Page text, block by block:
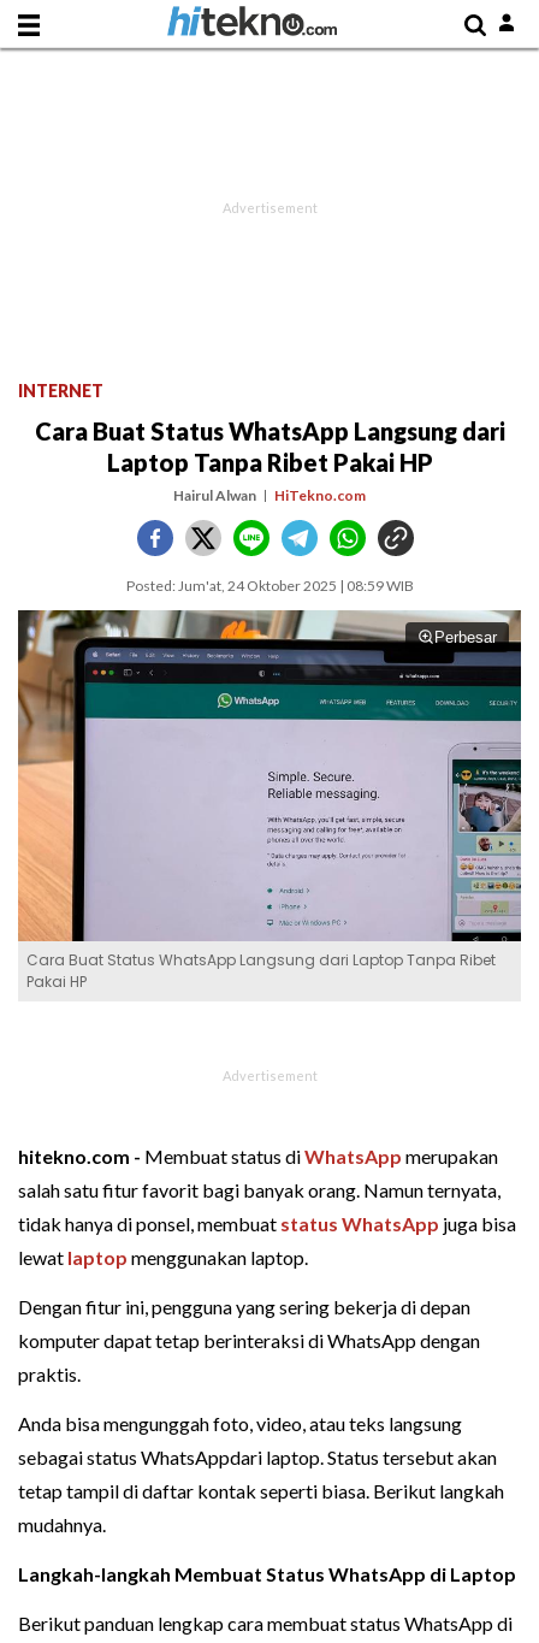
INTERNET
Cara Buat Status WhatsApp Langsung dari
Laptop Tanpa Ribet Pakai HP
Hairul Alwan HiTekno.com
Posted: Jum'at, 24 Oktober 2025 | 08:59 WIB
Perbesar
Cara Buat Status WhatsApp Langsung dari Laptop Tanpa Ribet
Pakai HP
hitekno.com - Membuat status diWhatsApp merupakan
salah satu fitur favorit bagi banyak orang. Namun ternyata,
tidak hanya di ponsel, membuat status WhatsApp juga bisa
lewat laptop menggunakan laptop.
Dengan fitur ini, pengguna yang sering bekerja di depan
komputer dapat tetap berinteraksi di WhatsApp dengan
praktis.
Anda bisa mengunggah foto, video, atau teks langsung
sebagai status WhatsAppdari laptop. Status tersebut akan
tetap tampil di daftar kontak seperti biasa. Berikut langkah
mudahnya.
Langkah-langkah Membuat Status WhatsApp di Laptop
Berikut panduan lengkap cara membuat status WhatsApp di